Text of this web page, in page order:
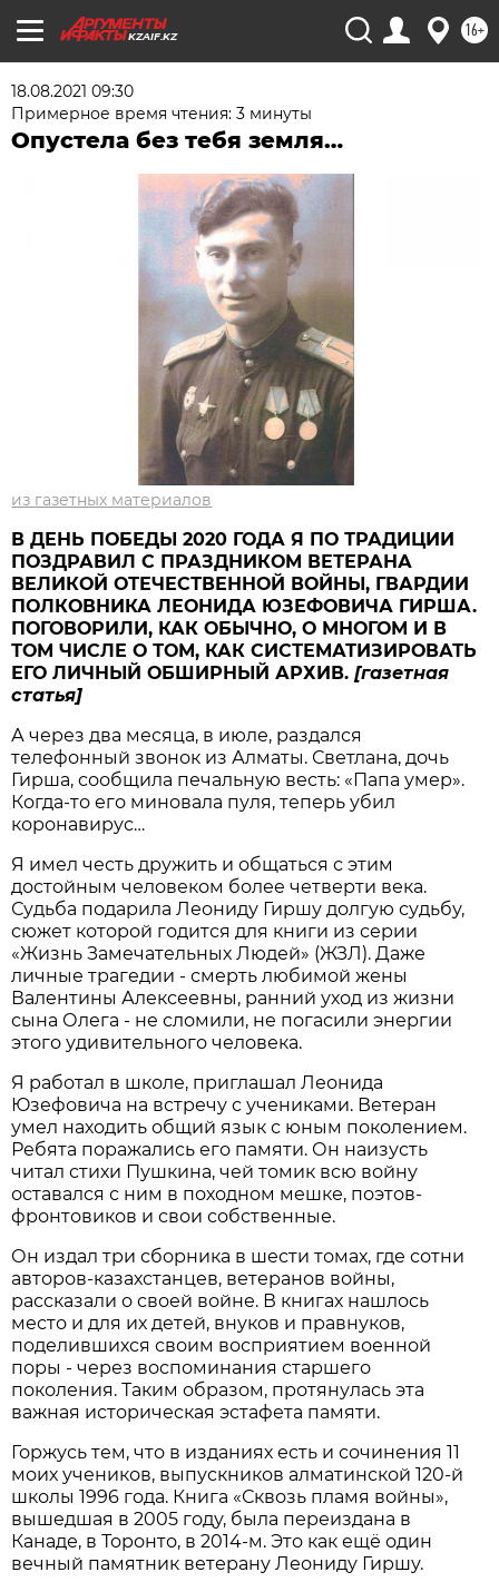
KZAIF.KZ 16+
18.08.2021 09:30
Примерное время чтения: 3 минуты
Опустела без тебя земля…
из газетных материалов
В ДЕНЬ ПОБЕДЫ 2020 ГОДА Я ПО ТРАДИЦИИ
ПОЗДРАВИЛ С ПРАЗДНИКОМ ВЕТЕРАНА
ВЕЛИКОЙ ОТЕЧЕСТВЕННОЙ ВОЙНЫ, ГВАРДИИ
ПОЛКОВНИКА ЛЕОНИДА ЮЗЕФОВИЧА ГИРША.
ПОГОВОРИЛИ, КАК ОБЫЧНО, О МНОГОМ И В
ТОМ ЧИСЛЕ О ТОМ, КАК СИСТЕМАТИЗИРОВАТЬ
ЕГО ЛИЧНЫЙ ОБШИРНЫЙ АРХИВ.[газетная
статья]
А через два месяца, в июле, раздался
телефонный звонок из Алматы. Светлана, дочь
Гирша, сообщила печальную весть: «Папа умер».
Когда-то его миновала пуля, теперь убил
коронавирус…
Я имел честь дружить и общаться с этим
достойным человеком более четверти века.
Судьба подарила Леониду Гиршу долгую судьбу,
сюжет которой годится для книги из серии
«Жизнь Замечательных Людей» (ЖЗЛ). Даже
личные трагедии - смерть любимой жены
Валентины Алексеевны, ранний уход из жизни
сына Олега - не сломили, не погасили энергии
этого удивительного человека.
Я работал в школе, приглашал Леонида
Юзефовича на встречу с учениками. Ветеран
умел находить общий язык с юным поколением.
Ребята поражались его памяти. Он наизусть
читал стихи Пушкина, чей томик всю войну
оставался с ним в походном мешке, поэтов-
фронтовиков и свои собственные.
Он издал три сборника в шести томах, где сотни
авторов-казахстанцев, ветеранов войны,
рассказали о своей войне. В книгах нашлось
место и для их детей, внуков и правнуков,
поделившихся своим восприятием военной
поры - через воспоминания старшего
поколения. Таким образом, протянулась эта
важная историческая эстафета памяти.
Горжусь тем, что в изданиях есть и сочинения 11
моих учеников, выпускников алматинской 120-й
школы 1996 года. Книга «Сквозь пламя войны»,
вышедшая в 2005 году, была переиздана в
Канаде, в Торонто, в 2014-м. Это как ещё один
вечный памятник ветерану Леониду Гиршу.